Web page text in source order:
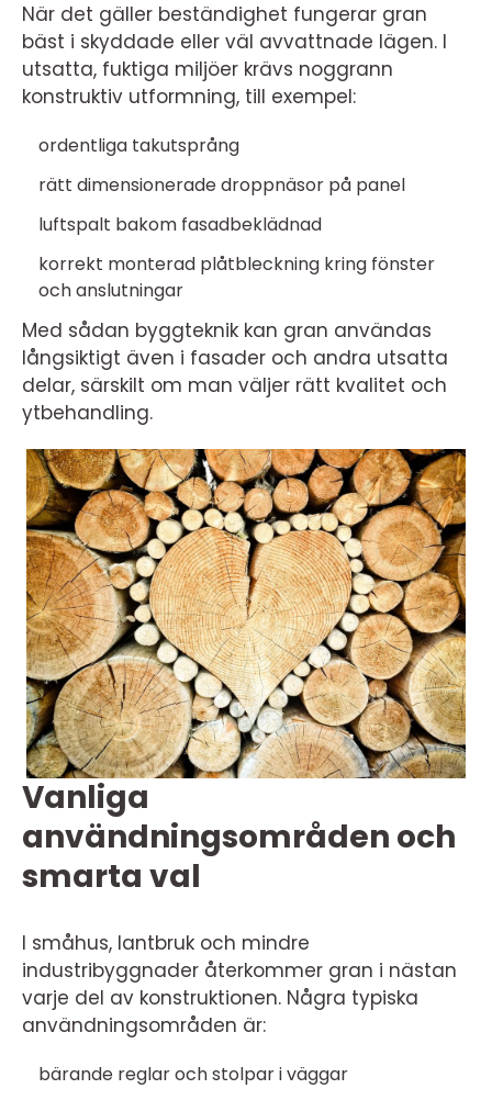
När det gäller beständighet fungerar gran
bäst i skyddade eller väl avvattnade lägen. I
utsatta, fuktiga miljöer krävs noggrann
konstruktiv utformning, till exempel:
ordentliga takutsprång
rätt dimensionerade droppnäsor på panel
luftspalt bakom fasadbeklädnad
korrekt monterad plåtbleckning kring fönster
och anslutningar
Med sådan byggteknik kan gran användas
långsiktigt även i fasader och andra utsatta
delar, särskilt om man väljer rätt kvalitet och
ytbehandling.
Vanliga
användningsområden och
smarta val
I småhus, lantbruk och mindre
industribyggnader återkommer gran i nästan
varje del av konstruktionen. Några typiska
användningsområden är:
bärande reglar och stolpar i väggar